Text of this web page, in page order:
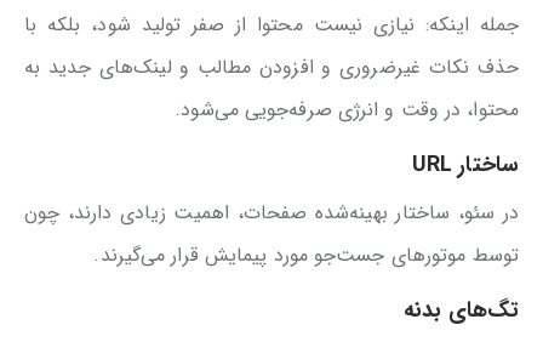
جمله اینکه: نیازی نیست محتوا از صفر تولید شود، بلکه با
حذف نکات غیرضروری و افزودن مطالب و لینک‌های جدید به
محتوا، در وقت و انرژی صرفه‌جویی می‌شود.
ساختارURL
در سئو، ساختار بهینه‌شده صفحات، اهمیت زیادی دارند، چون
توسط موتورهای جست‌جو مورد پیمایش قرار می‌گیرند.
تگ‌های بدنه